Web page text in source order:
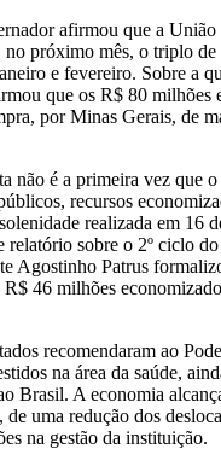
afirmou que a União
no próximo mês, o triplo de
e fevereiro. Sobre a
que os R$ 80 milhões
por Minas Gerais, de
não é a primeira vez que
recursos
realizada em 16
relatório sobre o 2º ciclo
Agostinho Patrus
46 milhões
recomendaram ao
na área da saúde,
Brasil. A economia
de uma redução dos
na gestão da instituição.